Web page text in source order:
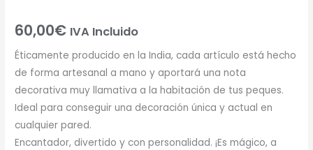
60,00€ IVA Incluido
Éticamente producido en la India, cada artículo está hecho
de forma artesanal a mano y aportará una nota
decorativa muy llamativa a la habitación de tus peques.
Ideal para conseguir una decoración única y actual en
cualquier pared.
Encantador, divertido y con personalidad. ¡Es mágico, a